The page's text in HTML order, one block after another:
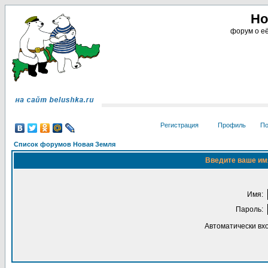
форум о
Регистрация Профиль
Список форумов Новая Земля
Введите ваше
Имя:
Пароль:
Автоматически